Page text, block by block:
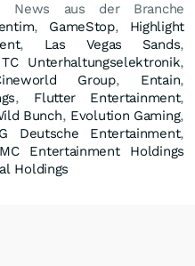
News aus der Branche
, GameStop, Highlight
, Las Vegas Sands,
TC Unterhaltungselektronik,
Group, Entain,
, Flutter Entertainment,
Bunch, Evolution Gaming,
Deutsche Entertainment,
Entertainment Holdings
Holdings